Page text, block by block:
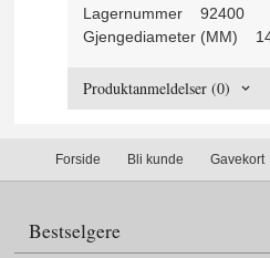
Lagernummer 92400
Gjengediameter (MM)
Produktanmeldelser (0)
Forside Bli kunde Gavekort
Bestselgere